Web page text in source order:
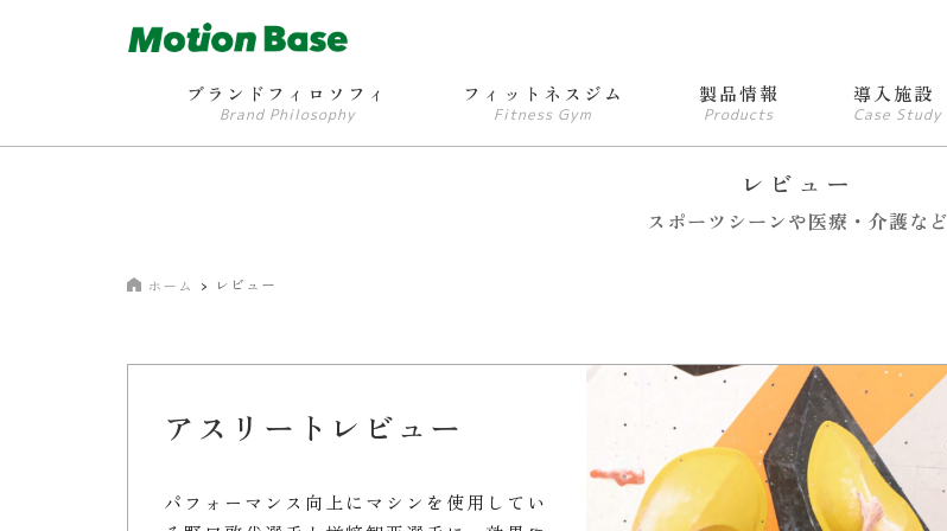
ブランドフィロソフィ
Brand Philosophy
フィットネスジム
Fitness Gym
製品情報
Products
導入施設
Case Study
レビュー
スポーツシーンや医療・介護など
ホーム レビュー
アスリートレビュー
パフォーマンス向上にマシンを使用してい